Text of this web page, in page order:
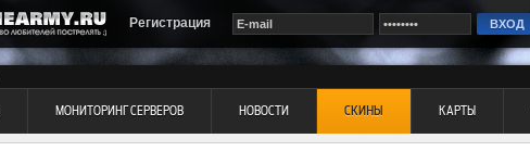
Регистрация
МОНИТОРИНГ СЕРВЕРОВ НОВОСТИ СКИНЫ КАРТЫ